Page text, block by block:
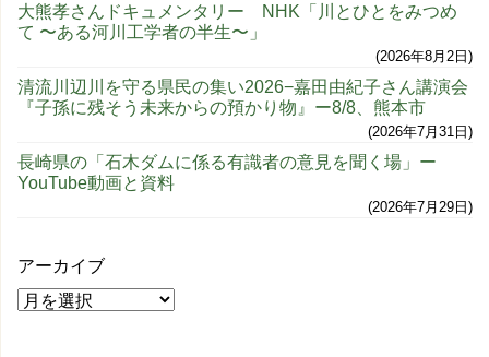
大熊孝さんドキュメンタリー NHK「川とひとをみつめ
て 〜ある河川工学者の半生〜」
2026年8月2日
清流川辺川を守る県民の集い2026−嘉田由紀子さん講演会
『子孫に残そう未来からの預かり物』ー8/8、熊本市
2026年7月31日
長崎県の「石木ダムに係る有識者の意見を聞く場」ー
YouTube動画と資料
2026年7月29日
アーカイブ